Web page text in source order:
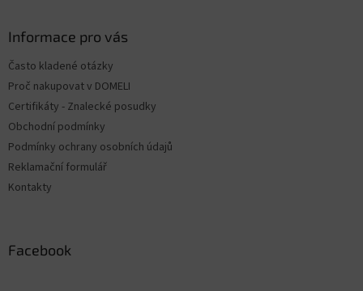
Informace pro vás
Často kladené otázky
Proč nakupovat v DOMELI
Certifikáty - Znalecké posudky
Obchodní podmínky
Podmínky ochrany osobních údajů
Reklamační formulář
Kontakty
Facebook